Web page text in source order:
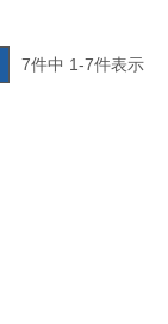
7件中 1-7件表示